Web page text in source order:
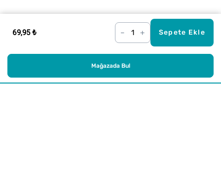
69,95 ₺ – + Sepete Ekle
Mağazada Bul